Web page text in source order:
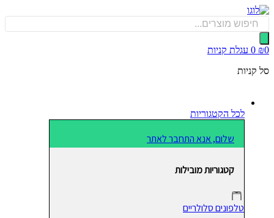
0 עגלת קניות
לכל הקטגוריות
שלום, אנא התחבר לאתר
קטגוריות מובילות
טלפונים סלולריים